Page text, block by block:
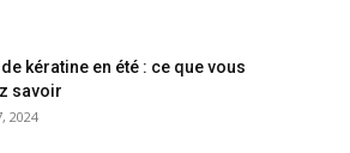
kératine en été : ce que vous
savoir
2024